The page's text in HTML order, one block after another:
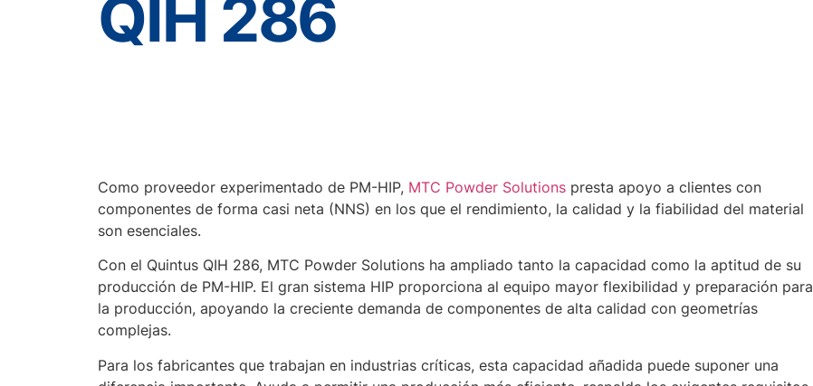
QIH 286
Como proveedor experimentado de PM-HIP, MTC Powder Solutions presta apoyo a clientes con
componentes de forma casi neta (NNS) en los que el rendimiento, la calidad y la fiabilidad del material
son esenciales.
Con el Quintus QIH 286, MTC Powder Solutions ha ampliado tanto la capacidad como la aptitud de su
producción de PM-HIP. El gran sistema HIP proporciona al equipo mayor flexibilidad y preparación para
la producción, apoyando la creciente demanda de componentes de alta calidad con geometrías
complejas.
Para los fabricantes que trabajan en industrias críticas, esta capacidad añadida puede suponer una